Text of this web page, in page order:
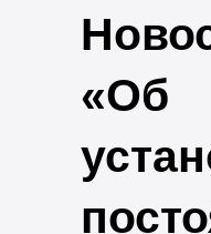
«Об